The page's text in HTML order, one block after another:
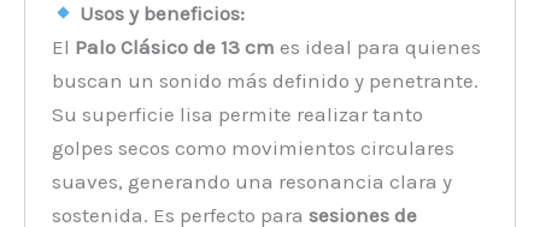
Usos y beneficios:
El Palo Clásico de 13 cm es ideal para quienes
buscan un sonido más definido y penetrante.
Su superficie lisa permite realizar tanto
golpes secos como movimientos circulares
suaves, generando una resonancia clara y
sostenida. Es perfecto parasesiones de